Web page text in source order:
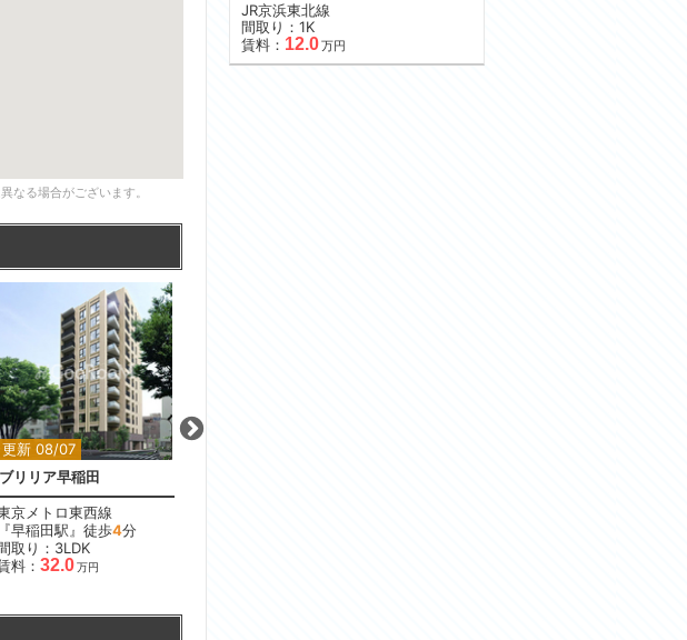
なる場合がございます。
更新 08/07
ブリリア早稲田
京メトロ東西線
『早稲田駅』徒歩4分
取り：3LDK
料： 32.0万円
JR京浜東北線
間取り：1K
賃料： 12.0万円